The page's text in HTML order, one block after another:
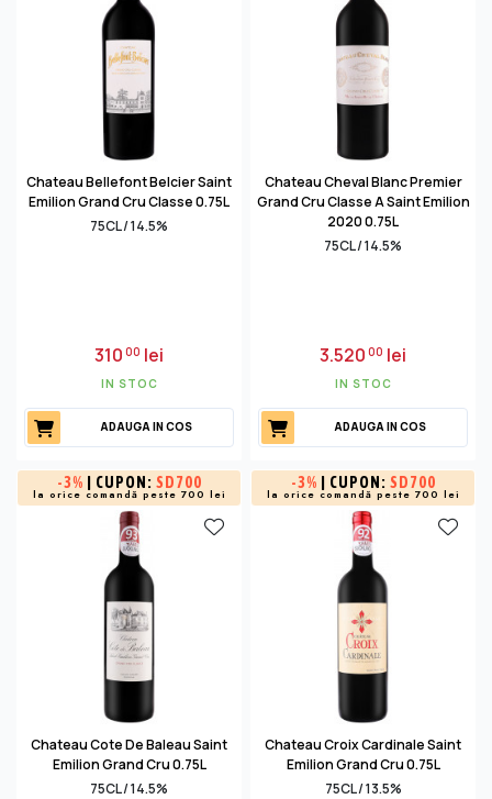
Chateau Bellefont Belcier Saint
Emilion Grand Cru Classe 0.75L
75CL / 14.5%
31000 lei
IN STOC
ADAUGA IN COS
Chateau Cheval Blanc Premier
Grand Cru Classe A Saint Emilion
2020 0.75L
75CL / 14.5%
3.52000 lei
IN STOC
ADAUGA IN COS
-3% | CUPON: SD700
la orice comandă peste 700 lei
Chateau Cote De Baleau Saint
Emilion Grand Cru 0.75L
75CL / 14.5%
-3% | CUPON: SD700
la orice comandă peste 700 lei
Chateau Croix Cardinale Saint
Emilion Grand Cru 0.75L
75CL / 13.5%